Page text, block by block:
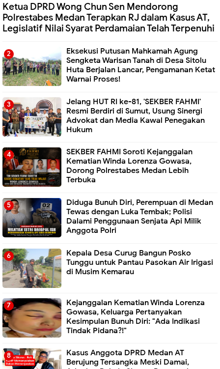
Ketua DPRD Wong Chun Sen Mendorong
Polrestabes Medan Terapkan RJ dalam Kasus AT,
Legislatif Nilai Syarat Perdamaian Telah Terpenuhi
Eksekusi Putusan Mahkamah Agung
Sengketa Warisan Tanah di Desa Sitolu
Huta Berjalan Lancar, Pengamanan Ketat
Warnai Proses!
Jelang HUT RI ke-81, 'SEKBER FAHMI'
Resmi Berdiri di Sumut, Usung Sinergi
Advokat dan Media Kawal Penegakan
Hukum
SEKBER FAHMI Soroti Kejanggalan
Kematian Winda Lorenza Gowasa,
Dorong Polrestabes Medan Lebih
Terbuka
Diduga Bunuh Diri, Perempuan di Medan
Tewas dengan Luka Tembak; Polisi
Dalami Penggunaan Senjata Api Milik
Anggota Polri
Kepala Desa Curug Bangun Posko
Tunggu untuk Pantau Pasokan Air Irigasi
di Musim Kemarau
Kejanggalan Kematian Winda Lorenza
Gowasa, Keluarga Pertanyakan
Kesimpulan Bunuh Diri: "Ada Indikasi
Tindak Pidana?!"
Kasus Anggota DPRD Medan AT
Berujung Tersangka Meski Damai,